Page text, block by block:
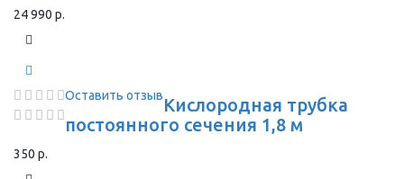
24 990 р.
Оставить отзывКислородная трубка
постоянного сечения 1,8 м
350 р.